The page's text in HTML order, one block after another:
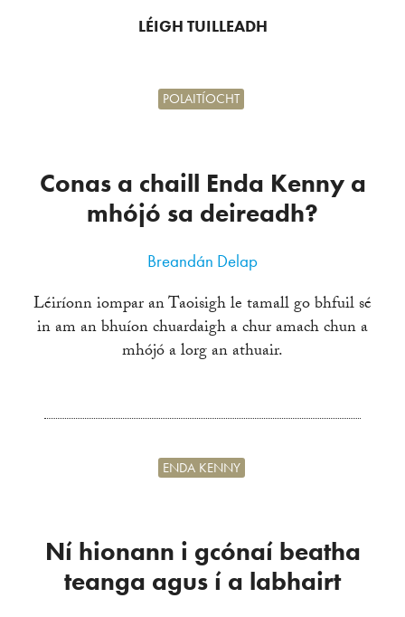
LÉIGH TUILLEADH
Conas a chaill Enda Kenny a
mhójó sa deireadh?
POLAITÍOCHT
Breandán Delap
Léiríonn iompar an Taoisigh le tamall go bhfuil sé
in am an bhuíon chuardaigh a chur amach chun a
mhójó a lorg an athuair.
Ní hionann i gcónaí beatha
teanga agus í a labhairt
ENDA KENNY